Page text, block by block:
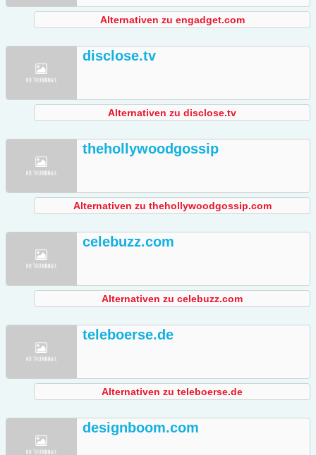
Alternativen zu engadget.com
disclose.tv
Alternativen zu disclose.tv
thehollywoodgossip
Alternativen zu thehollywoodgossip.com
celebuzz.com
Alternativen zu celebuzz.com
teleboerse.de
Alternativen zu teleboerse.de
designboom.com